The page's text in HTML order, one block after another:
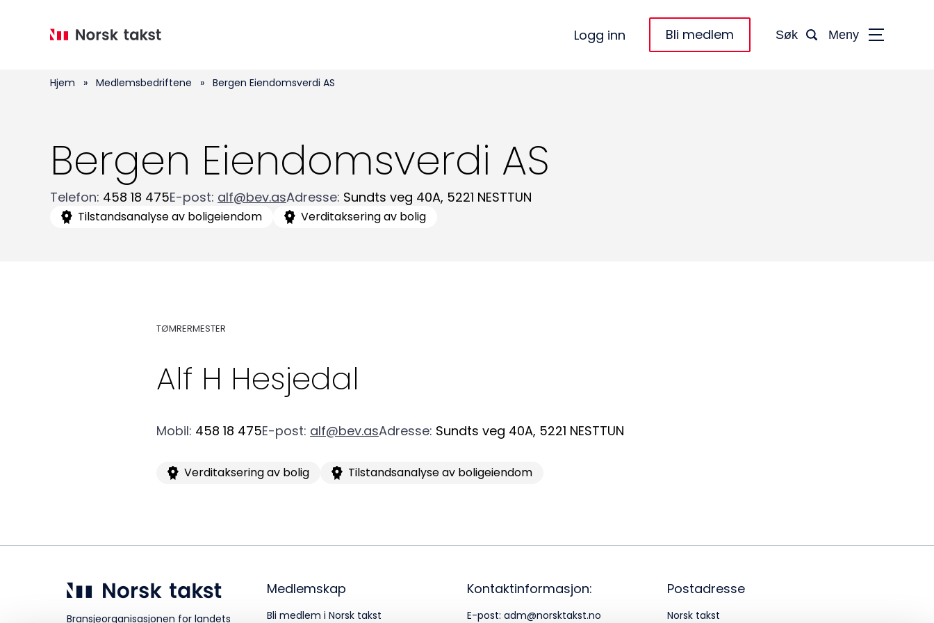
Logg inn Bli medlem Søk Meny
Kurs og konferanser
Kompetanse
Aktuelt
Om Norsk takst
Kontakt oss
956 955 211
Hjem » Medlemsbedriftene » Bergen Eiendomsverdi AS
Bergen Eiendomsverdi AS
Telefon: 458 18 475E-post: alf@bev.asAdresse: Sundts veg 40A, 5221 NESTTUN
Tilstandsanalyse av boligeiendom Verditaksering av bolig
TØMRERMESTER
Alf H Hesjedal
Mobil: 458 18 475E-post: alf@bev.asAdresse: Sundts veg 40A, 5221 NESTTUN
Verditaksering av bolig Tilstandsanalyse av boligeiendom
Bransjeorganisasjonen for landets
Medlemskap
Bli medlem i Norsk takst
Kontaktinformasjon:
E-post: adm@norsktakst.no
Postadresse
Norsk takst